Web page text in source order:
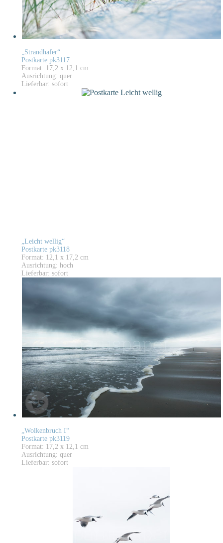
„Strandhafer“
Postkarte pk3117
Format: 17,2 x 12,1 cm
Ausrichtung: quer
Lieferbar: sofort
„Leicht wellig“
Postkarte pk3118
Format: 12,1 x 17,2 cm
Ausrichtung: hoch
Lieferbar: sofort
„Wolkenbruch I“
Postkarte pk3119
Format: 17,2 x 12,1 cm
Ausrichtung: quer
Lieferbar: sofort